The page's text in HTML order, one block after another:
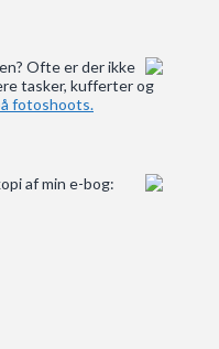
Ofte er der ikke
tasker, kufferter og
fotoshoots.
af min e-bog: